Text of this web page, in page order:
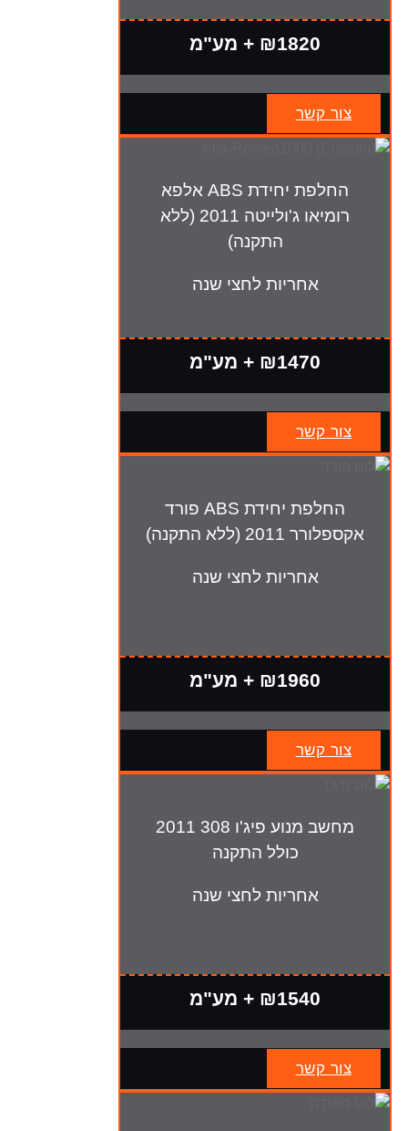
₪1820 + מע"מ
צור קשר
החלפת יחידת ABS אלפא
רומיאו ג'ולייטה 2011 (ללא
התקנה)
אחריות לחצי שנה
₪1470 + מע"מ
צור קשר
החלפת יחידת ABS פורד
אקספלורר 2011 (ללא התקנה)
אחריות לחצי שנה
₪1960 + מע"מ
צור קשר
מחשב מנוע פיג'ו 308 2011
כולל התקנה
אחריות לחצי שנה
₪1540 + מע"מ
צור קשר